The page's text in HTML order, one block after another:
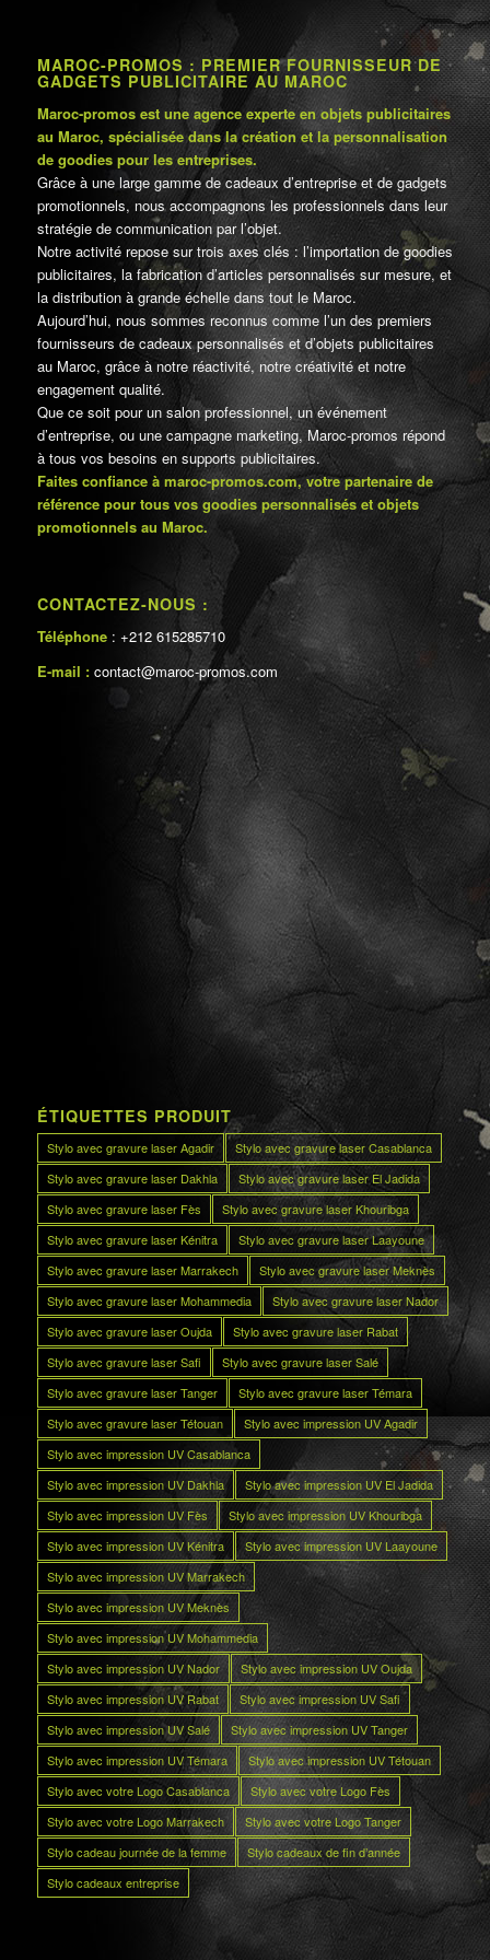
MAROC-PROMOS : PREMIER FOURNISSEUR DE
GADGETS PUBLICITAIRE AU MAROC
Maroc-promos est une agence experte en objets publicitaires
au Maroc, spécialisée dans la création et la personnalisation
de goodies pour les entreprises.
Grâce à une large gamme de cadeaux d’entreprise et de gadgets
promotionnels, nous accompagnons les professionnels dans leur
stratégie de communication par l’objet.
Notre activité repose sur trois axes clés : l’importation de goodies
publicitaires, la fabrication d’articles personnalisés sur mesure, et
la distribution à grande échelle dans tout le Maroc.
Aujourd’hui, nous sommes reconnus comme l’un des premiers
fournisseurs de cadeaux personnalisés et d’objets publicitaires
au Maroc, grâce à notre réactivité, notre créativité et notre
engagement qualité.
Que ce soit pour un salon professionnel, un événement
d’entreprise, ou une campagne marketing, Maroc-promos répond
à tous vos besoins en supports publicitaires.
Faites confiance à maroc-promos.com, votre partenaire de
référence pour tous vos goodies personnalisés et objets
promotionnels au Maroc.
CONTACTEZ-NOUS :
Téléphone : +212 615285710
E-mail : contact@maroc-promos.com
ÉTIQUETTES PRODUIT
Stylo avec gravure laser Agadir
Stylo avec gravure laser Casablanca
Stylo avec gravure laser Dakhla
Stylo avec gravure laser El Jadida
Stylo avec gravure laser Fès
Stylo avec gravure laser Khouribga
Stylo avec gravure laser Kénitra
Stylo avec gravure laser Laayoune
Stylo avec gravure laser Marrakech
Stylo avec gravure laser Meknès
Stylo avec gravure laser Mohammedia
Stylo avec gravure laser Nador
Stylo avec gravure laser Oujda
Stylo avec gravure laser Rabat
Stylo avec gravure laser Safi
Stylo avec gravure laser Salé
Stylo avec gravure laser Tanger
Stylo avec gravure laser Témara
Stylo avec gravure laser Tétouan
Stylo avec impression UV Agadir
Stylo avec impression UV Casablanca
Stylo avec impression UV Dakhla
Stylo avec impression UV El Jadida
Stylo avec impression UV Fès
Stylo avec impression UV Khouribga
Stylo avec impression UV Kénitra
Stylo avec impression UV Laayoune
Stylo avec impression UV Marrakech
Stylo avec impression UV Meknès
Stylo avec impression UV Mohammedia
Stylo avec impression UV Nador
Stylo avec impression UV Oujda
Stylo avec impression UV Rabat
Stylo avec impression UV Safi
Stylo avec impression UV Salé
Stylo avec impression UV Tanger
Stylo avec impression UV Témara
Stylo avec impression UV Tétouan
Stylo avec votre Logo Casablanca
Stylo avec votre Logo Fès
Stylo avec votre Logo Marrakech
Stylo avec votre Logo Tanger
Stylo cadeau journée de la femme
Stylo cadeaux de fin d’année
Stylo cadeaux entreprise